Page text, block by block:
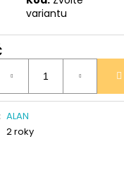
variantu
ALAN
2 roky
RŮŽE